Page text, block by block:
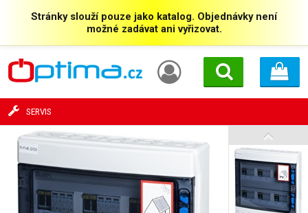
Stránky slouží pouze jako katalog. Objednávky není
možné zadávat ani vyřizovat.
SERVIS